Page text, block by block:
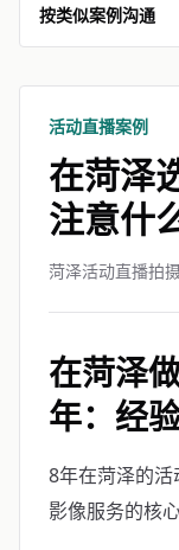
按类似案例沟通
活动直播案例
在菏泽
注意什
菏泽活动直播拍
在菏泽
年：经
8年在菏泽的活
影像服务的核